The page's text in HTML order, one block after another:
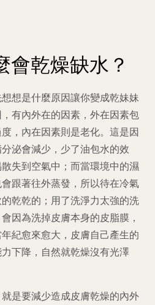
會乾燥缺水？
想是什麼原因讓你變成乾妹妹
有內外在的因素，外在因素包
，內在因素則是老化。這是因
泌會減少，少了油包水的效
失到空氣中；而當環境中的濕
跟著往外蒸發，所以待在冷氣
乾乾的；用了洗淨力太強的洗
因為洗掉皮膚本身的皮脂膜，
紀愈來愈大，皮膚自己產生的
下降，自然就乾燥沒有光澤
是要減少造成皮膚乾燥的內外